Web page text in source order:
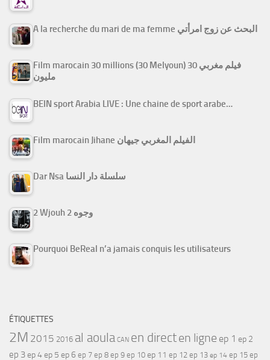
A la recherche du mari de ma femme البحث عن زوج امرأتي
Film marocain 30 millions (30 Melyoun) فيلم مغربي 30
مليون
BEIN sport Arabia LIVE : Une chaine de sport arabe…
Film marocain Jihane الفيلم المغربي جيهان
Dar Nsa سلسلة دار النسا
2 Wjouh 2 وجوه
Pourquoi BeReal n’a jamais conquis les utilisateurs
ÉTIQUETTES
2M 2015 2016 al aoula CAN en directen ligne ep 1 ep 2
ep 3ep 4ep 5 ep 6 ep 7 ep 8 ep 9 ep 10 ep 11 ep 12 ep 13 ep 14 ep 15 ep